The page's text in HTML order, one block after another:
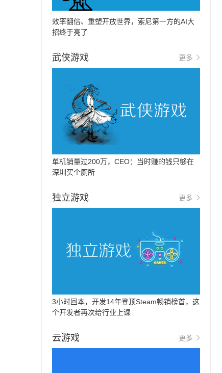
效率翻倍、重塑开放世界，索尼第一方的AI大
招终于亮了
武侠游戏 更多
单机销量过200万，CEO：当时赚的钱只够在
深圳买个厕所
独立游戏 更多
3小时回本，开发14年登顶Steam畅销榜首，这
个开发者再次给行业上课
云游戏 更多